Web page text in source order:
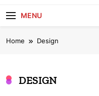
MENU
Home Design
DESIGN